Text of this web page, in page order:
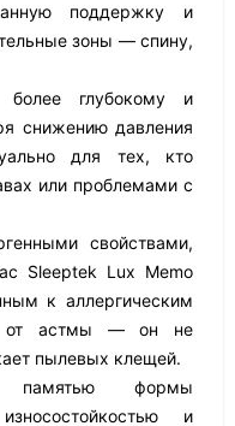
поддержку и
зоны — спину,
более глубокому и
снижению давления
для тех, кто
или проблемами с
свойствами,
Sleeptek Lux Memo
к аллергическим
от астмы — он не
пылевых клещей.
памятью формы
и